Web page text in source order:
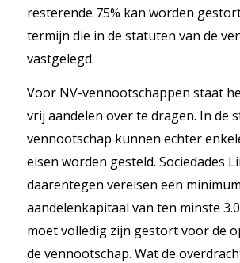
resterende 75% kan worden
termijn die in de statuten van de
vastgelegd.
Voor NV-vennootschappen staat
vrij aandelen over te dragen. In de
vennootschap kunnen echter
eisen worden gesteld. Sociedades
daarentegen vereisen een minimum
aandelenkapitaal van ten minste
moet volledig zijn gestort voor de
de vennootschap. Wat de